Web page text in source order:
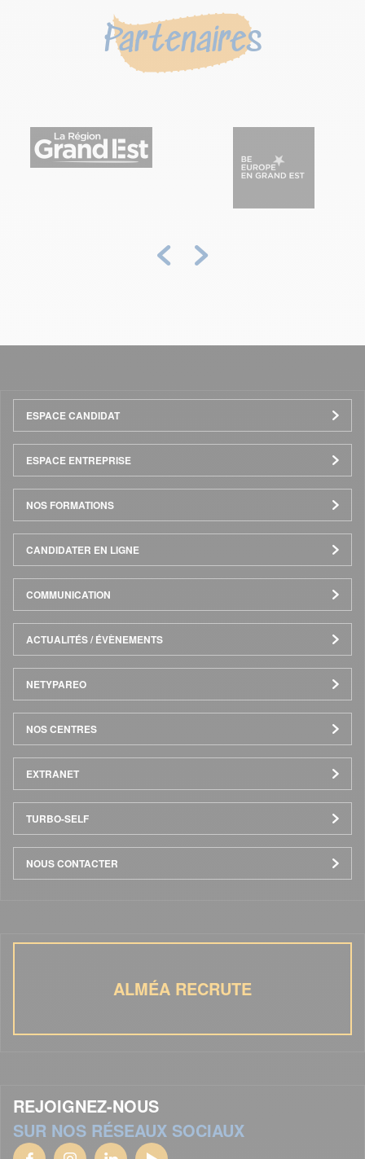
Partenaires
Précédent
Menu
Pied
de
page
ESPACE CANDIDAT
ESPACE ENTREPRISE
NOS FORMATIONS
CANDIDATER EN LIGNE
COMMUNICATION
ACTUALITÉS / ÉVÈNEMENTS
NETYPAREO
NOS CENTRES
EXTRANET
TURBO-SELF
NOUS CONTACTER
ALMÉA RECRUTE
REJOIGNEZ-NOUS
SUR NOS RÉSEAUX SOCIAUX